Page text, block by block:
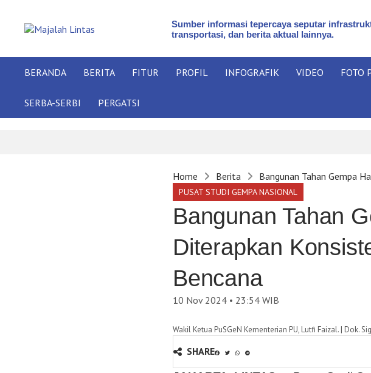
Sumber informasi tepercaya seputar
transportasi, dan berita aktual lainnya.
BERANDA BERITA FITUR PROFIL INFOGRAFIK VIDEO FOTO
SERBA-SERBI PERGATSI
Home Berita Bangunan Tahan Gempa
PUSAT STUDI GEMPA NASIONAL
Bangunan Tahan
Diterapkan
Bencana
10 Nov 2024 • 23:54 WIB
Wakil Ketua PuSGeN Kementerian PU, Lutfi Faizal. | Dok.
SHARE